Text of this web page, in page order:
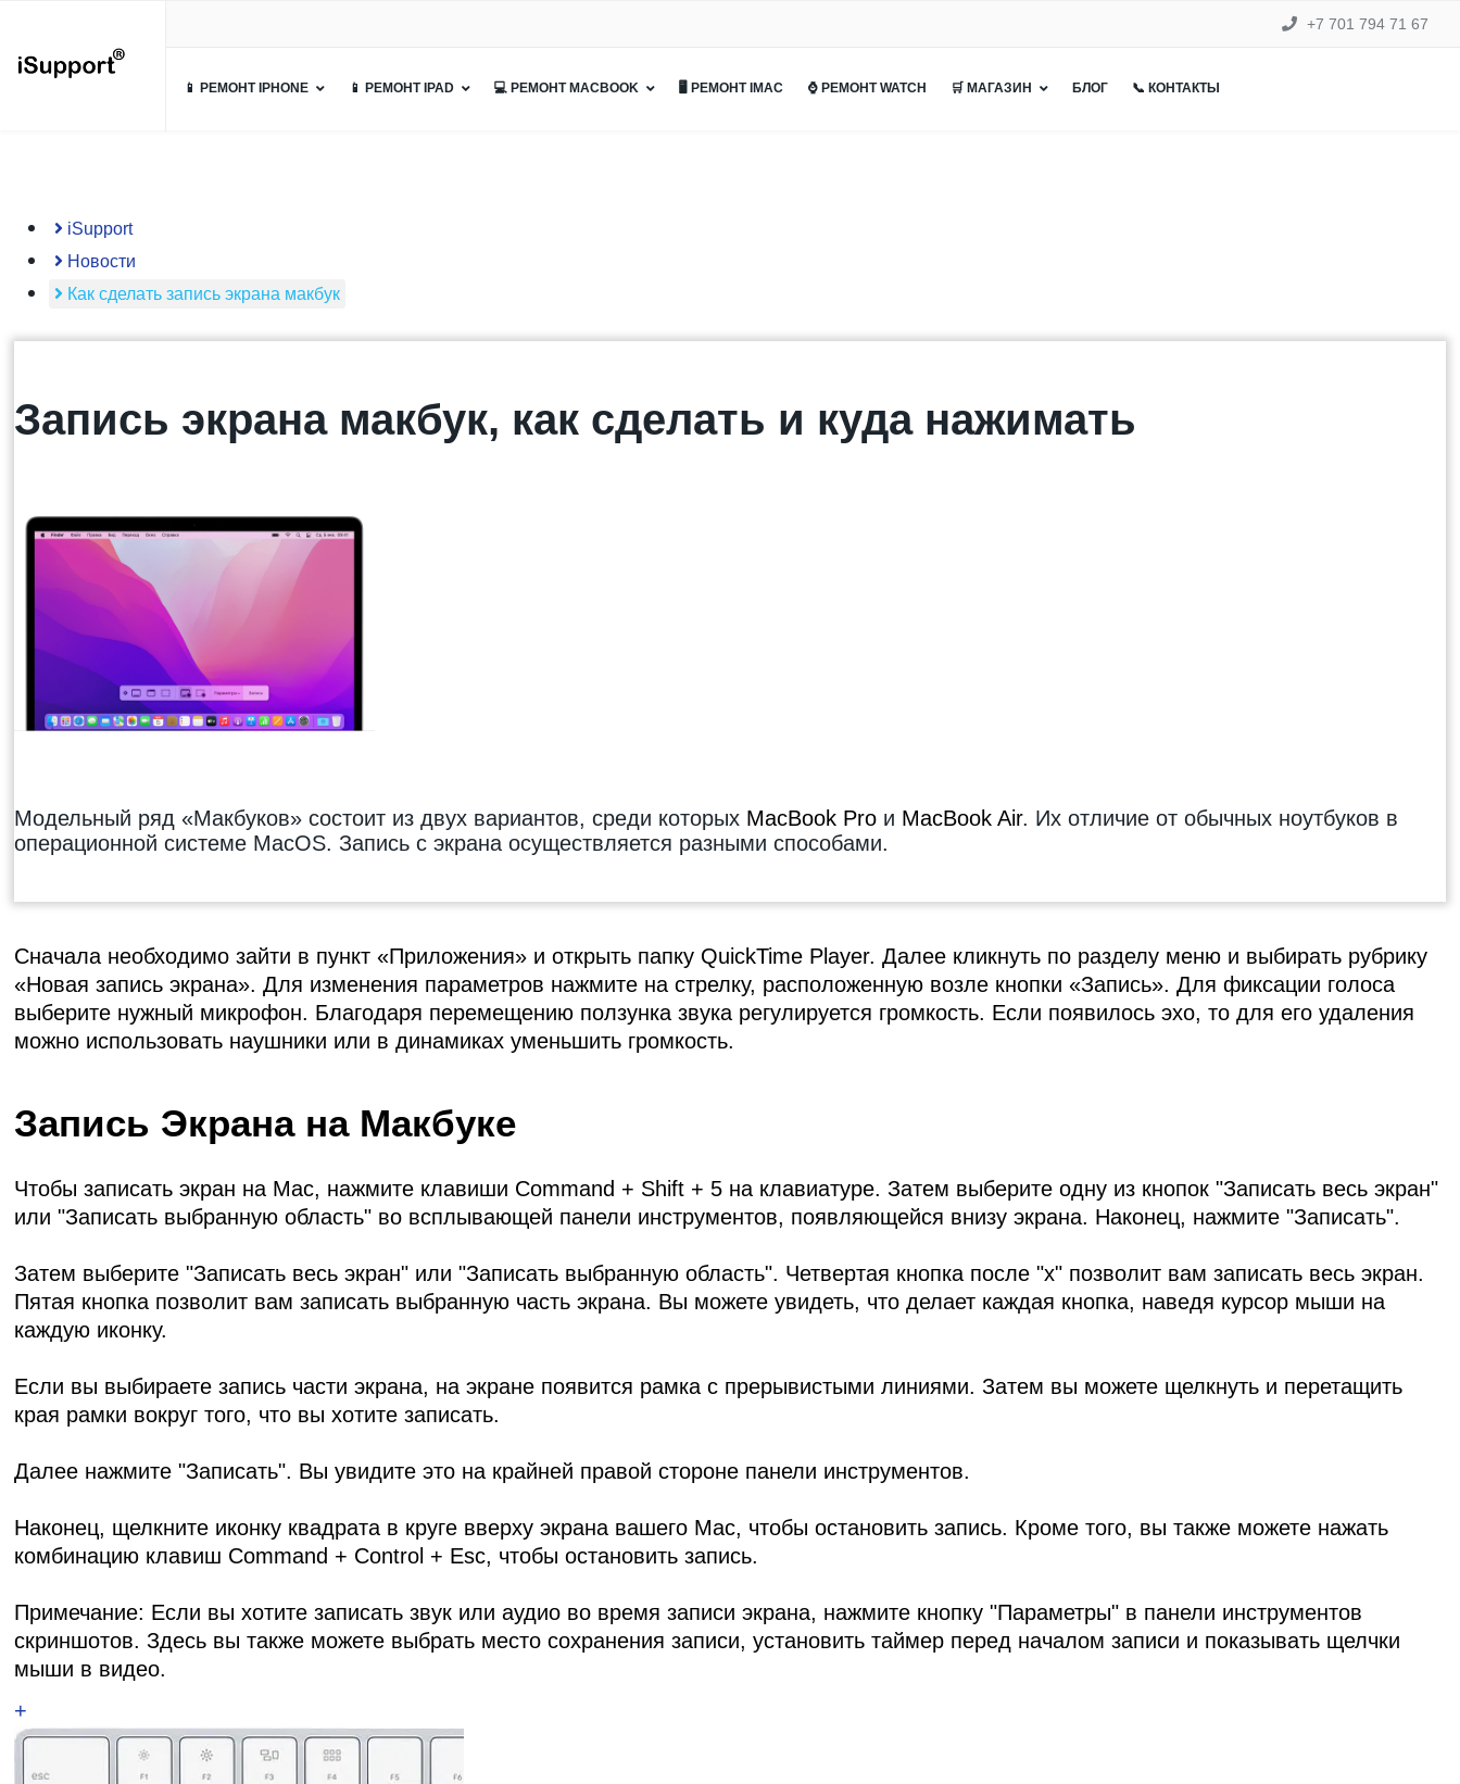
+7 701 794 71 67
📱 РЕМОНТ IPHONE 📱 РЕМОНТ IPAD 💻 РЕМОНТ MACBOOK 🖥 РЕМОНТ IMAC ⌚ РЕМОНТ WATCH 🛒 МАГАЗИН БЛОГ 📞 КОНТАКТЫ
iSupport
Новости
Как сделать запись экрана макбук
Запись экрана макбук, как сделать и куда нажимать
Модельный ряд «Макбуков» состоит из двух вариантов, среди которых MacBook Pro и MacBook Air. Их отличие от обычных ноутбуков в
операционной системе MacOS. Запись с экрана осуществляется разными способами.
Сначала необходимо зайти в пункт «Приложения» и открыть папку QuickTime Player. Далее кликнуть по разделу меню и выбирать рубрику
«Новая запись экрана». Для изменения параметров нажмите на стрелку, расположенную возле кнопки «Запись». Для фиксации голоса
выберите нужный микрофон. Благодаря перемещению ползунка звука регулируется громкость. Если появилось эхо, то для его удаления
можно использовать наушники или в динамиках уменьшить громкость.
Запись Экрана на Макбуке
Чтобы записать экран на Mac, нажмите клавиши Command + Shift + 5 на клавиатуре. Затем выберите одну из кнопок "Записать весь экран"
или "Записать выбранную область" во всплывающей панели инструментов, появляющейся внизу экрана. Наконец, нажмите "Записать".
Затем выберите "Записать весь экран" или "Записать выбранную область". Четвертая кнопка после "x" позволит вам записать весь экран.
Пятая кнопка позволит вам записать выбранную часть экрана. Вы можете увидеть, что делает каждая кнопка, наведя курсор мыши на
каждую иконку.
Если вы выбираете запись части экрана, на экране появится рамка с прерывистыми линиями. Затем вы можете щелкнуть и перетащить
края рамки вокруг того, что вы хотите записать.
Далее нажмите "Записать". Вы увидите это на крайней правой стороне панели инструментов.
Наконец, щелкните иконку квадрата в круге вверху экрана вашего Mac, чтобы остановить запись. Кроме того, вы также можете нажать
комбинацию клавиш Command + Control + Esc, чтобы остановить запись.
Примечание: Если вы хотите записать звук или аудио во время записи экрана, нажмите кнопку "Параметры" в панели инструментов
скриншотов. Здесь вы также можете выбрать место сохранения записи, установить таймер перед началом записи и показывать щелчки
мыши в видео.
+